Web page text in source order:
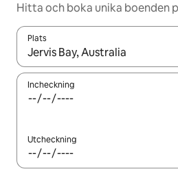
Hitta och boka unika boenden
Plats
När resultaten är tillgängliga
Incheckning
Utcheckning